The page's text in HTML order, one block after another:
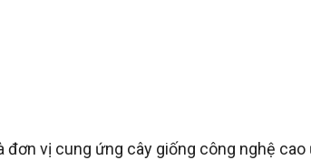
đơn vị cung ứng cây giống công nghệ cao